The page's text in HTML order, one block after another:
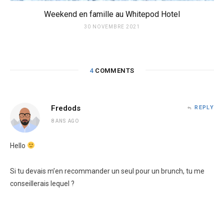
Weekend en famille au Whitepod Hotel
30 NOVEMBRE 2021
4COMMENTS
Fredods
8 ANS AGO
REPLY
Hello
Si tu devais m’en recommander un seul pour un brunch, tu me
conseillerais lequel ?